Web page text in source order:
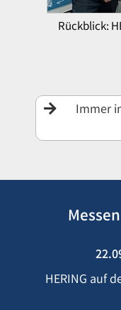
Rückblick:
Immer
HERING auf